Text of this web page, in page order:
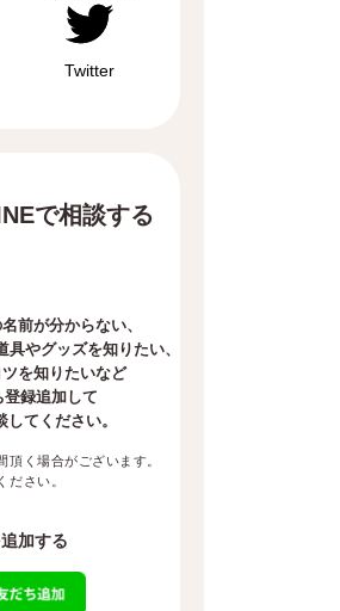
Twitter
で相談する
前が分からない、
具やグッズを知りたい、
を知りたいなど
登録追加して
てください。
く場合がございます。
ださい。
加する